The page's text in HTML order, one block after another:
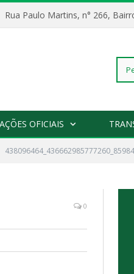
Rua Paulo Martins, n° 266,
por:
OFICIAIS
0